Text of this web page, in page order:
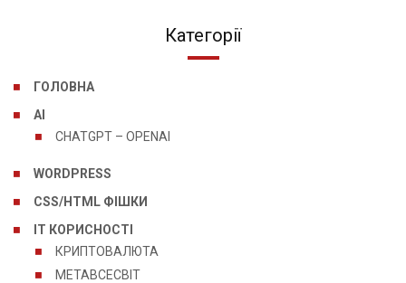
Категорії
ГОЛОВНА
AI
CHATGPT – OPENAI
WORDPRESS
CSS/HTML ФІШКИ
IT КОРИСНОСТІ
КРИПТОВАЛЮТА
МЕТАВСЕСВІТ